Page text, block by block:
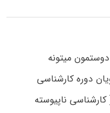
میتونه
دوره کارشناسی
ناپیوسته